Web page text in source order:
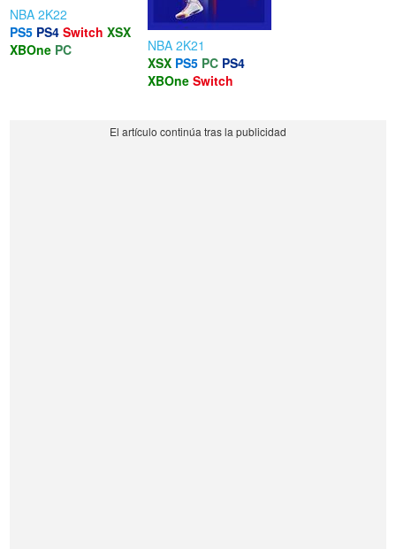
NBA 2K22
PS5 PS4 Switch XSX
XBOne PC
NBA 2K21
XSX PS5 PC PS4
XBOne Switch